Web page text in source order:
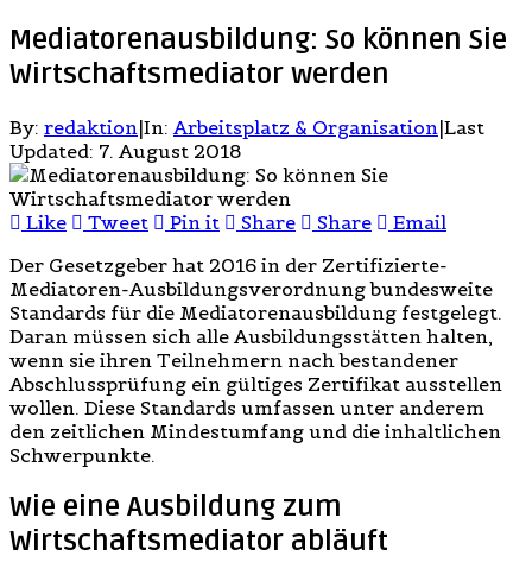
Mediatorenausbildung: So können Sie
Wirtschaftsmediator werden
By: redaktion |In: Arbeitsplatz & Organisation |Last
Updated: 7. August 2018
Like Tweet Pin it Share Share
Email
Der Gesetzgeber hat 2016 in der Zertifizierte-
Mediatoren-Ausbildungsverordnung bundesweite
Standards für die Mediatorenausbildung festgelegt.
Daran müssen sich alle Ausbildungsstätten halten,
wenn sie ihren Teilnehmern nach bestandener
Abschlussprüfung ein gültiges Zertifikat ausstellen
wollen. Diese Standards umfassen unter anderem
den zeitlichen Mindestumfang und die inhaltlichen
Schwerpunkte.
Wie eine Ausbildung zum
Wirtschaftsmediator abläuft